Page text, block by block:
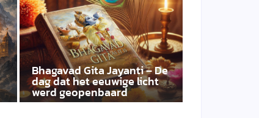
Bhagavad Gita Jayanti – De
dag dat het eeuwige licht
werd geopenbaard